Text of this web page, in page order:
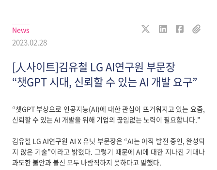
News
2023.02.28
[人사이트]김유철 LG AI연구원 부문장
“챗GPT 시대, 신뢰할 수 있는 AI 개발 요구”
“챗GPT 부상으로 인공지능(AI)에 대한 관심이 뜨거워지고 있는 요즘,
신뢰할 수 있는 AI 개발을 위해 기업의 끊임없는 노력이 필요합니다.”
김유철 LG AI연구원 AI X 유닛 부문장은 “AI는 아직 발전 중인, 완성되
지 않은 기술”이라고 밝혔다. 그렇기 때문에 AI에 대한 지나친 기대나
과도한 불안과 불신 모두 바람직하지 못하다고 말했다.